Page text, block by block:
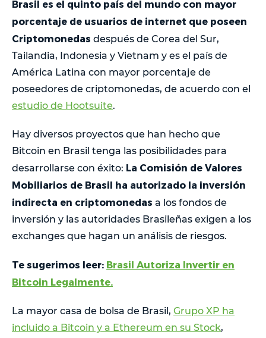
Brasil es el quinto país del mundo con mayor
porcentaje de usuarios de internet que poseen
Criptomonedas después de Corea del Sur,
Tailandia, Indonesia y Vietnam y es el país de
América Latina con mayor porcentaje de
poseedores de criptomonedas, de acuerdo con el
estudio de Hootsuite.
Hay diversos proyectos que han hecho que
Bitcoin en Brasil tenga las posibilidades para
desarrollarse con éxito: La Comisión de Valores
Mobiliarios de Brasil ha autorizado la inversión
indirecta en criptomonedas a los fondos de
inversión y las autoridades Brasileñas exigen a los
exchanges que hagan un análisis de riesgos.
Te sugerimos leer: Brasil Autoriza Invertir en
Bitcoin Legalmente.
La mayor casa de bolsa de Brasil, Grupo XP ha
incluido a Bitcoin y a Ethereum en su Stock,